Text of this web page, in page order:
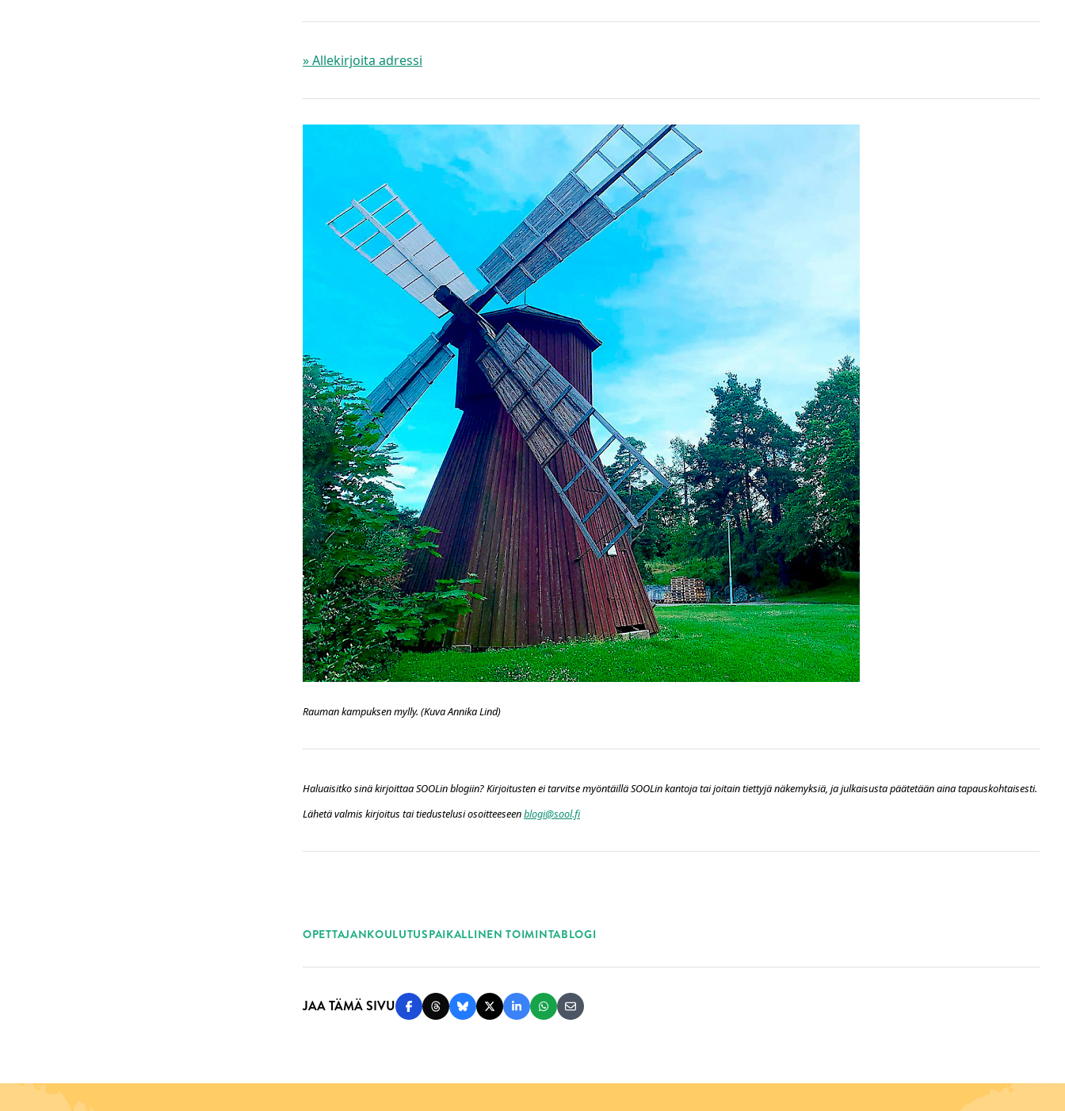
» Allekirjoita adressi
Rauman kampuksen mylly. (Kuva Annika Lind)
Haluaisitko sinä kirjoittaa SOOLin blogiin? Kirjoitusten ei tarvitse myöntäillä SOOLin kantoja tai joitain tiettyjä näkemyksiä, ja julkaisusta päätetään aina tapauskohtaisesti.
Lähetä valmis kirjoitus tai tiedustelusi osoitteeseenblogi@sool.fi
OPETTAJANKOULUTUSPAIKALLINEN TOIMINTABLOGI
JAA TÄMÄ SIVU Jaa Facebookissa
Jaa Threadsissa
Jaa Blueskyssä
Jaa Twitterissä
Jaa LinkedInissä
Jaa WhatsAppissa
Jaa sähköpostitse